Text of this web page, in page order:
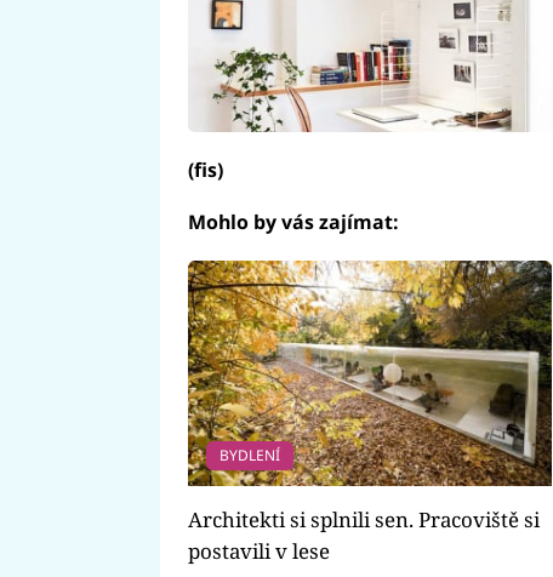
(fis)
Mohlo by vás zajímat:
BYDLENÍ
Architekti si splnili sen. Pracoviště si
postavili v lese